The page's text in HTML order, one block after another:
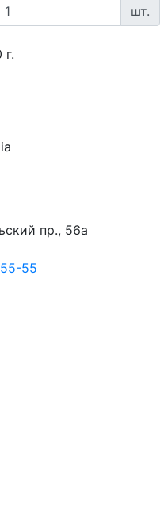
шт.
г.
пр., 56а
55